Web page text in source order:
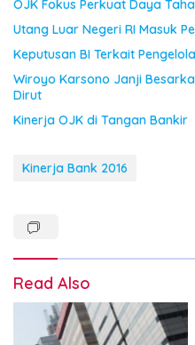
OJK Fokus Perkuat Daya
Utang Luar Negeri RI Masuk
Keputusan BI Terkait
Wiroyo Karsono Janji
Dirut
Kinerja OJK di Tangan Bankir
Kinerja Bank 2016
Read Also